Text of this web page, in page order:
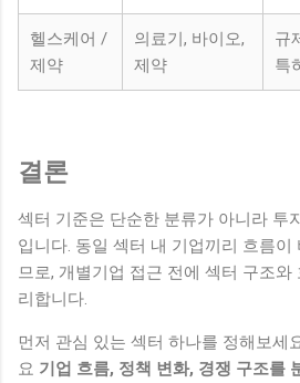
헬스케어 /
제약
의료기, 바이오,
제약
규
특
결론
섹터 기준은 단순한 분류가 아니라 투
입니다. 동일 섹터 내 기업끼리 흐름이
므로, 개별기업 접근 전에 섹터 구조와
리합니다.
먼저 관심 있는 섹터 하나를 정해보세
요 기업 흐름, 정책 변화, 경쟁 구조를